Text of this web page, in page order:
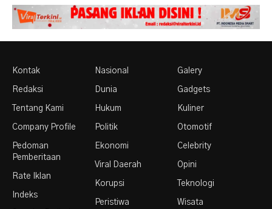
Kontak
Redaksi
Tentang Kami
Company Profile
Pedoman
Pemberitaan
Rate Iklan
Indeks
Nasional
Dunia
Hukum
Politik
Ekonomi
Viral Daerah
Korupsi
Peristiwa
Galery
Gadgets
Kuliner
Otomotif
Celebrity
Opini
Teknologi
Wisata